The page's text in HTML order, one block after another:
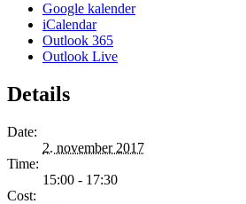
Google kalender
iCalendar
Outlook 365
Outlook Live
Details
Date:
2. november 2017
Time:
15:00 - 17:30
Cost: